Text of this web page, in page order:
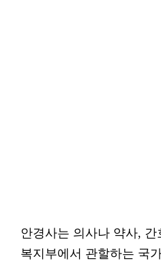
안경사는 의사나 약사,
복지부에서 관할하는 국